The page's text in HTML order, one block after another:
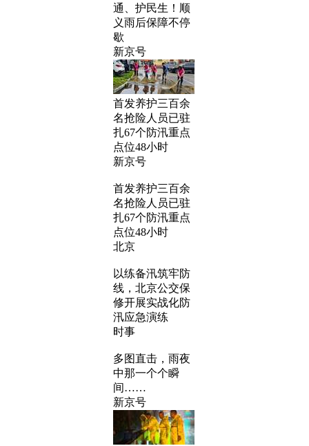
通、护民生！顺
义雨后保障不停
歇
新京号
首发养护三百余
名抢险人员已驻
扎67个防汛重点
点位48小时
新京号
首发养护三百余
名抢险人员已驻
扎67个防汛重点
点位48小时
北京
以练备汛筑牢防
线，北京公交保
修开展实战化防
汛应急演练
时事
多图直击，雨夜
中那一个个瞬
间……
新京号